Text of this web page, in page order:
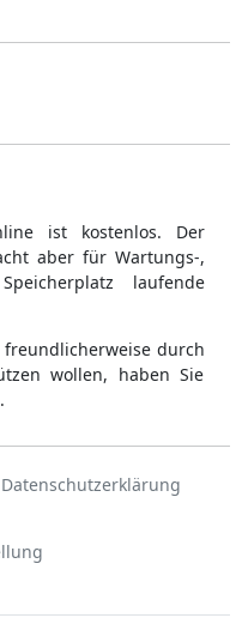
ist kostenlos. Der
aber für Wartungs-,
laufende
durch
wollen, haben Sie
Datenschutzerklärung